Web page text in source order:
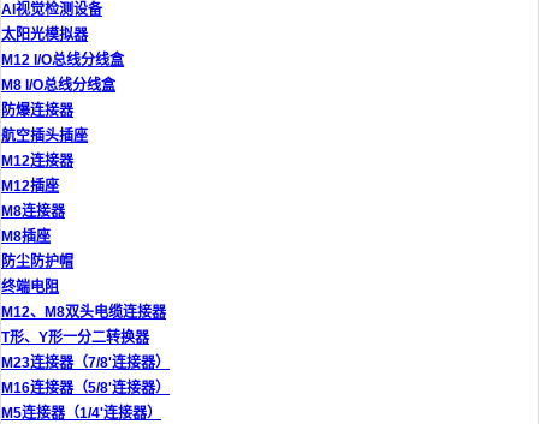
AI视觉检测设备
太阳光模拟器
M12 I/O总线分线盒
M8 I/O总线分线盒
防爆连接器
航空插头插座
M12连接器
M12插座
M8连接器
M8插座
防尘防护帽
终端电阻
M12、M8双头电缆连接器
T形、Y形一分二转换器
M23连接器（7/8'连接器）
M16连接器（5/8'连接器）
M5连接器（1/4'连接器）